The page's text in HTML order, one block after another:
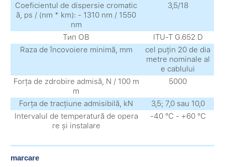
Coeficientul de dispersie cromatic
ă, ps / (nm * km): - 1310 nm / 1550
nm
3,5/18
Тип ОВ
ITU-T G.652 D
Raza de încovoiere minimă, mm
cel puțin 20 de dia
metre nominale al
e cablului
Forța de zdrobire admisă, N / 100 m
m
5000
Forța de tracțiune admisibilă, kN
3,5; 7,0 sau 10,0
Intervalul de temperatură de opera
re și instalare
-40 °С - +60 °С
marcare